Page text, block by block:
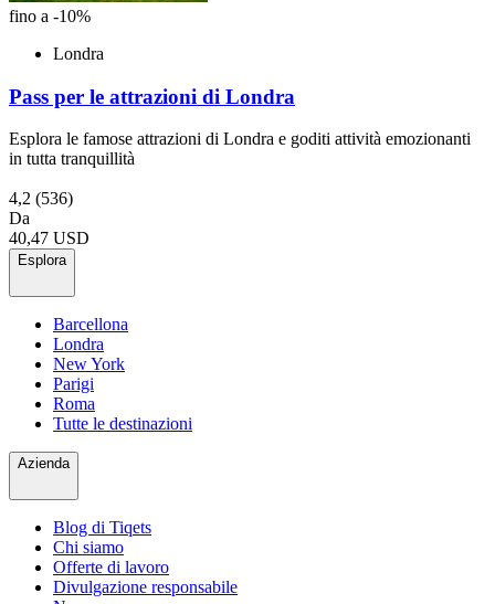
fino a -10%
Londra
Pass per le attrazioni di Londra
Esplora le famose attrazioni di Londra e goditi attività emozionanti
in tutta tranquillità
4,2 (536)
Da
40,47 USD
Esplora
Barcellona
Londra
New York
Parigi
Roma
Tutte le destinazioni
Azienda
Blog di Tiqets
Chi siamo
Offerte di lavoro
Divulgazione responsabile